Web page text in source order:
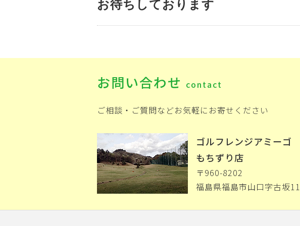
お待ちしております
お問い合わせ contact
ご相談・ご質問などお気軽にお寄せください
ゴルフレンジアミーゴ
もちずり店
〒960-8202
福島県福島市山口字古坂11